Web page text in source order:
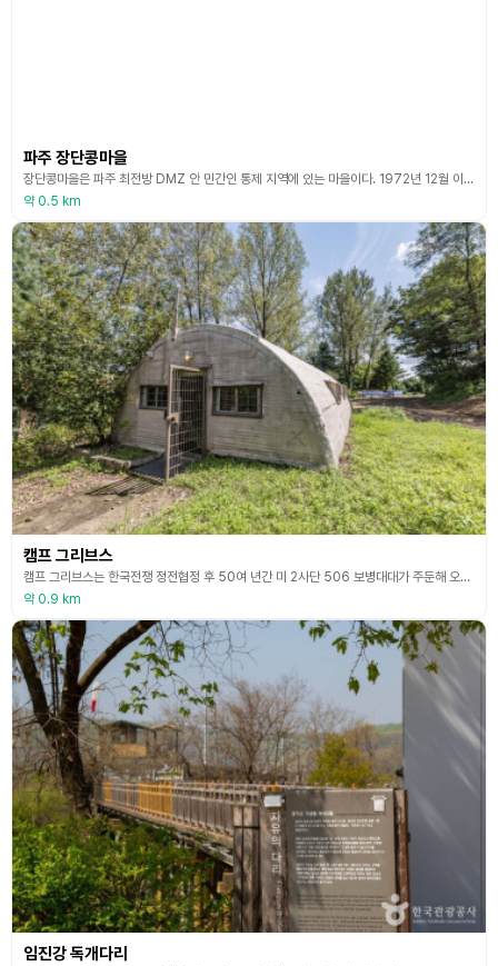
파주 장단콩마을
장단콩마을은 파주 최전방 DMZ 안 민간인 통제 지역에 있는 마을이다. 1972년 12월 이전에는 경기도 장단군이었으나 경기도 내 장단군 장단면, 군내면, 진서면, 진동면 4개 면이 경기도 파주시로 편입하여, 현재는 파주시 전체면적의 20%를 차지하며 쌀, 콩, 인삼 등 특용작물을 주로 재배하고 있는 마을이다. 슬로푸드 체험 마을로 우리 콩과 우리 농산물을 지켜가며 많은 사람과 함께 나누고자 매년 장단콩 축제를 개최하고 있다. 또, 장단콩을 주재료로 한
약 0.5 km
캠프 그리브스
캠프 그리브스는 한국전쟁 정전협정 후 50여 년간 미 2사단 506 보병대대가 주둔해 오다 2004년 미군의 철수 이후 2007년 8월 한국 정부에 반환된 곳이다. 장교 숙소, 생활관과 체육관 등 다양한 군 시설이 그대로 보존되어 근대문화유산으로서 문화적 가치가 충분하다는 특성을 살려 민간인을 위한 평화 안보 체험시설로 변신했다. 이곳은 남북 간의 충돌을 막기 위해 만들어진 비무장지대, DMZ 남방한계선에서 불과 2㎞ 떨어진 곳에 위치해 있으며, 파주
약 0.9 km
임진강 독개다리